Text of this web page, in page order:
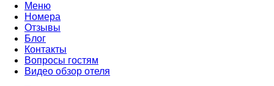
Меню
Номера
Отзывы
Блог
Контакты
Вопросы гостям
Видео обзор отеля